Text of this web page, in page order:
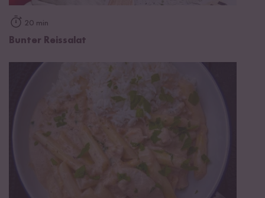
20 min
Bunter Reissalat